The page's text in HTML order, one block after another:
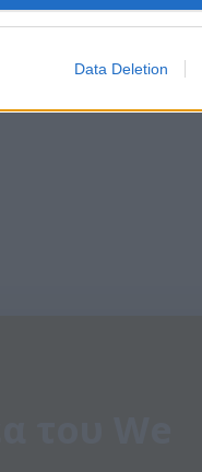
Data Deletion